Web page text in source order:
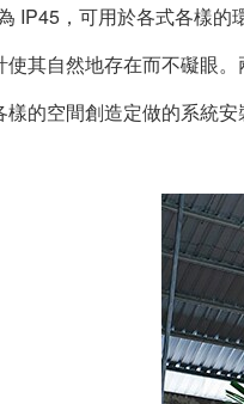
IP45，可用於各式各樣的
其自然地存在而不礙眼
的空間創造定做的系統